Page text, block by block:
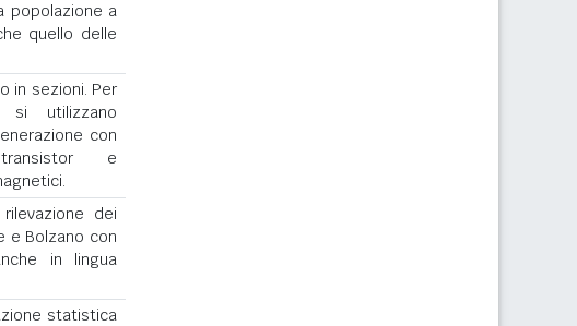
popolazione a
quello delle
in sezioni. Per
utilizzano
con
e
dei
e Bolzano con
in lingua
statistica